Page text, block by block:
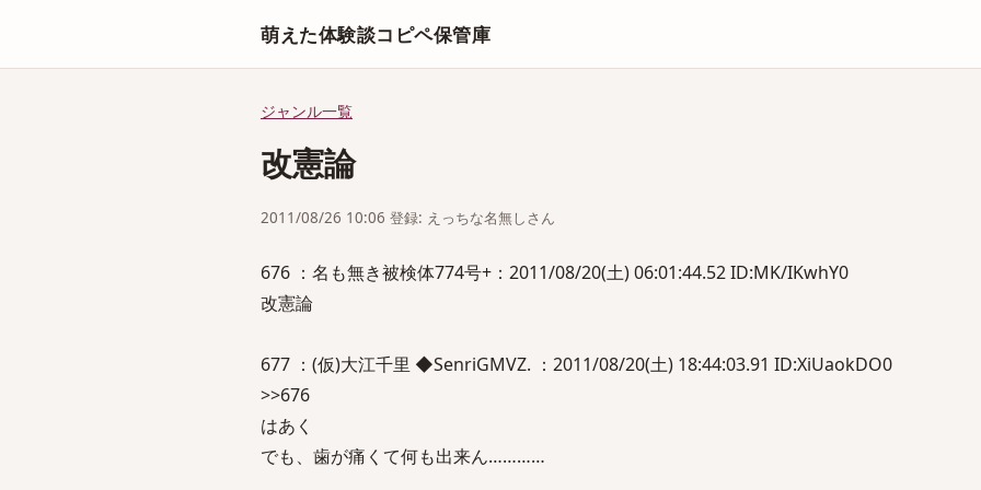
萌えた体験談コピペ保管庫
ジャンル一覧
改憲論
2011/08/26 10:06 登録: えっちな名無しさん
676 ：名も無き被検体774号+：2011/08/20(土) 06:01:44.52 ID:MK/IKwhY0
改憲論
677 ：(仮)大江千里 ◆SenriGMVZ. ：2011/08/20(土) 18:44:03.91 ID:XiUaokDO0
>>676
はあく
でも、歯が痛くて何も出来ん…………